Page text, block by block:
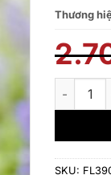
Thương
Vòi chậu
SKU: